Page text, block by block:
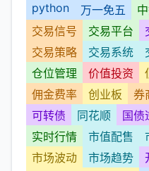
python
万一免五
交易信号
交易平台
交易策略
交易系统
仓位管理
价值投资
佣金费率
创业板 券
可转债
同花顺 国债
实时行情
市值配售
市场波动
市场趋势